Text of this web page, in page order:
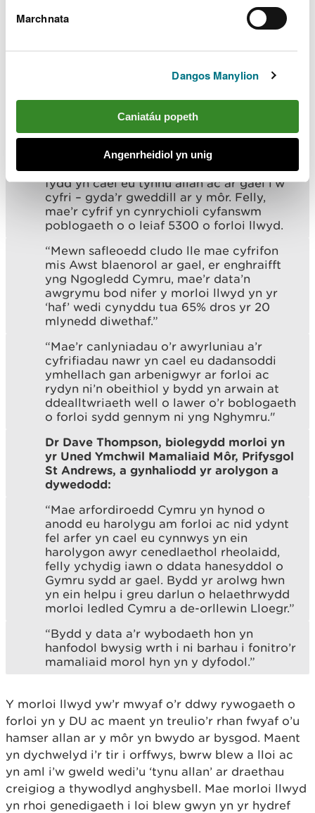
Marchnata
Dangos Manylion
Caniatáu popeth
Angenrheidiol yn unig
henw i’w ganfod yn gyffredin yng Nghymru
a de-orllewin Lloegr – dim ond un a
welodd syrfewyr, yng Nghymru, yn ystod
yr arolwg cyfan!
“Cyfrifodd yr arolwg o’r awyr 1313 o forloi
llwyd mewn 58 o wahanol safleoedd cludo
o amgylch Cymru. Cafwyd hyd i’r rhan
fwyaf (70%) ar hyd arfordir Gogledd
“Credwn mai dim ond tua 25% o forloi
fydd yn cael eu tynnu allan ac ar gael i’w
cyfri – gyda’r gweddill ar y môr. Felly,
mae’r cyfrif yn cynrychioli cyfanswm
poblogaeth o o leiaf 5300 o forloi llwyd.
“Mewn safleoedd cludo lle mae cyfrifon
mis Awst blaenorol ar gael, er enghraifft
yng Ngogledd Cymru, mae’r data’n
awgrymu bod nifer y morloi llwyd yn yr
‘haf’ wedi cynyddu tua 65% dros yr 20
mlynedd diwethaf.”
“Mae’r canlyniadau o’r awyrluniau a’r
cyfrifiadau nawr yn cael eu dadansoddi
ymhellach gan arbenigwyr ar forloi ac
rydyn ni’n obeithiol y bydd yn arwain at
ddealltwriaeth well o lawer o’r boblogaeth
o forloi sydd gennym ni yng Nghymru."
Dr Dave Thompson, biolegydd morloi yn
yr Uned Ymchwil Mamaliaid Môr, Prifysgol
St Andrews, a gynhaliodd yr arolygon a
dywedodd:
“Mae arfordiroedd Cymru yn hynod o
anodd eu harolygu am forloi ac nid ydynt
fel arfer yn cael eu cynnwys yn ein
harolygon awyr cenedlaethol rheolaidd,
felly ychydig iawn o ddata hanesyddol o
Gymru sydd ar gael. Bydd yr arolwg hwn
yn ein helpu i greu darlun o helaethrwydd
morloi ledled Cymru a de-orllewin Lloegr.”
“Bydd y data a’r wybodaeth hon yn
hanfodol bwysig wrth i ni barhau i fonitro’r
mamaliaid morol hyn yn y dyfodol.”
Y morloi llwyd yw’r mwyaf o’r ddwy rywogaeth o
forloi yn y DU ac maent yn treulio’r rhan fwyaf o’u
hamser allan ar y môr yn bwydo ar bysgod. Maent
yn dychwelyd i’r tir i orffwys, bwrw blew a lloi ac
yn aml i’w gweld wedi’u ‘tynu allan’ ar draethau
creigiog a thywodlyd anghysbell. Mae morloi llwyd
yn rhoi genedigaeth i loi blew gwyn yn yr hydref